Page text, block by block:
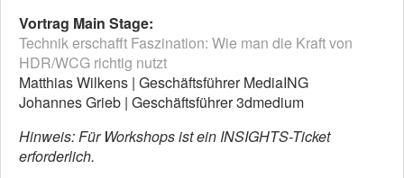
Vortrag Main Stage:
Technik erschafft Faszination: Wie man die Kraft von
HDR/WCG richtig nutzt
Matthias Wilkens | Geschäftsführer MediaING
Johannes Grieb | Geschäftsführer 3dmedium
Hinweis: Für Workshops ist ein INSIGHTS-Ticket
erforderlich.